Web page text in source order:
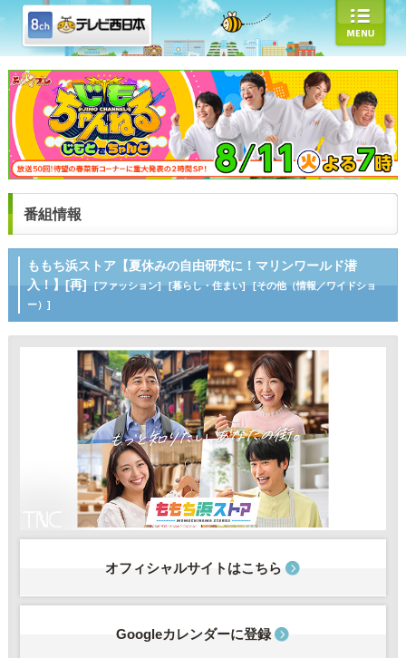
番組情報
ももち浜ストア【夏休みの自由研究に！マリンワールド潜
入！】[再]
[ファッション] [暮らし・住まい]
[その他（情報／ワイドショ
ー）]
オフィシャルサイトはこちら
Googleカレンダーに登録